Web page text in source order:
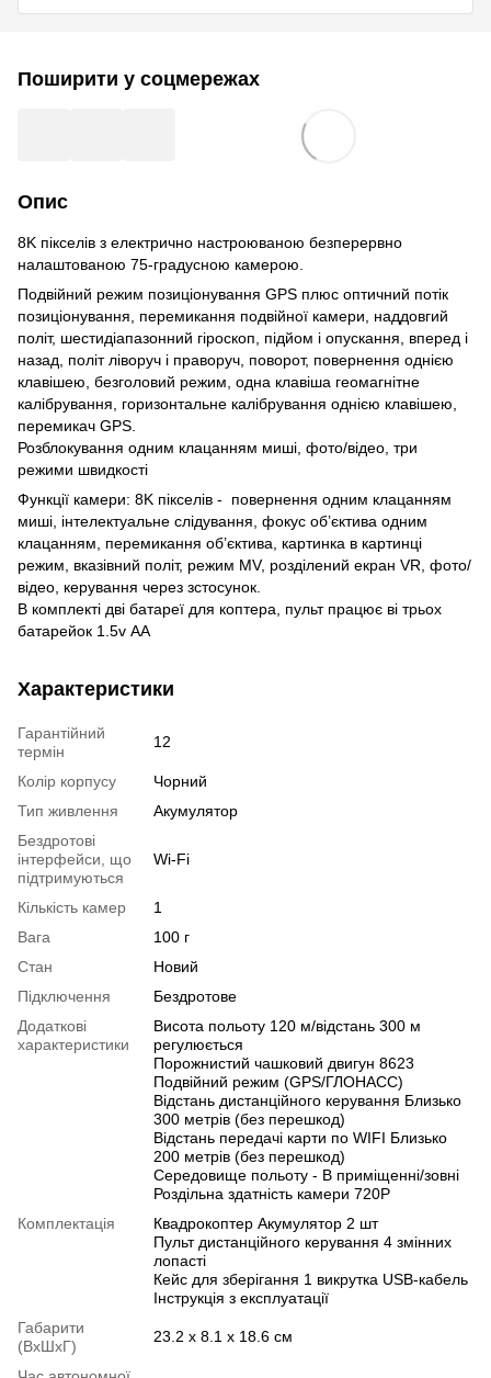
Поширити у соцмережах
Опис
8K пікселів з електрично настроюваною безперервно
налаштованою 75-градусною камерою.
Подвійний режим позиціонування GPS плюс оптичний потік
позиціонування, перемикання подвійної камери, наддовгий
політ, шестидіапазонний гіроскоп, підйом і опускання, вперед і
назад, політ ліворуч і праворуч, поворот, повернення однією
клавішею, безголовий режим, одна клавіша геомагнітне
калібрування, горизонтальне калібрування однією клавішею,
перемикач GPS.
Розблокування одним клацанням миші, фото/відео, три
режими швидкості
Функції камери: 8K пікселів - повернення одним клацанням
миші, інтелектуальне слідування, фокус об’єктива одним
клацанням, перемикання об’єктива, картинка в картинці
режим, вказівний політ, режим MV, розділений екран VR, фото/
відео, керування через зстосунок.
В комплекті дві батареї для коптера, пульт працює ві трьох
батарейок 1.5v АА
Характеристики
Гарантійний
термін
12
Колір корпусу
Чорний
Тип живлення
Акумулятор
Бездротові
інтерфейси, що
підтримуються
Wi-Fi
Кількість камер
1
Вага
100 г
Стан
Новий
Підключення
Бездротове
Додаткові
характеристики
Висота польоту 120 м/відстань 300 м
регулюється
Порожнистий чашковий двигун 8623
Подвійний режим (GPS/ГЛОНАСС)
Відстань дистанційного керування Близько
300 метрів (без перешкод)
Відстань передачі карти по WIFI Близько
200 метрів (без перешкод)
Середовище польоту - В приміщенні/зовні
Роздільна здатність камери 720P
Комплектація
Квадрокоптер Акумулятор 2 шт
Пульт дистанційного керування 4 змінних
лопасті
Кейс для зберігання 1 викрутка USB-кабель
Інструкція з експлуатації
Габарити
(ВхШхГ)
23.2 х 8.1 х 18.6 см